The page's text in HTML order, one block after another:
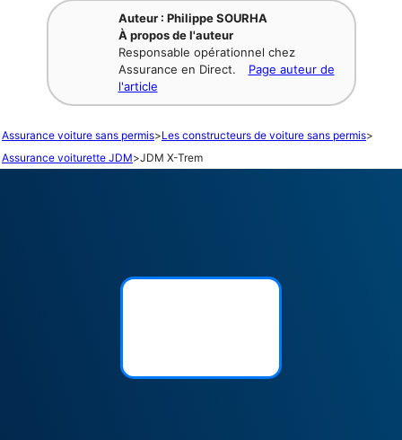
Auteur : Philippe SOURHA
À propos de l'auteur
Responsable opérationnel chez
Assurance en Direct.
Page auteur de
l'article
Assurance voiture sans permis>Les constructeurs de voiture sans permis>
Assurance voiturette JDM>JDM X-Trem